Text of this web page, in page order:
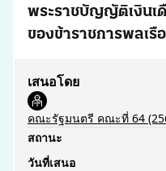
พระราชบัญญัติเงินเ
ของข้าราชการพลเรื
เสนอโดย
คณะรัฐมนตรี คณะที่ 64
สถานะ
วันที่เสนอ